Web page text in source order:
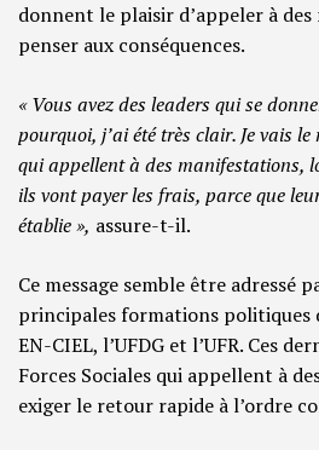
donnent le plaisir d’appeler à
penser aux conséquences.
« Vous avez des leaders qui se
pourquoi, j’ai été très clair. Je vais
qui appellent à des manifestations,
ils vont payer les frais, parce que
établie », assure-t-il.
Ce message semble être adressé
principales formations politiques
EN-CIEL, l’UFDG et l’UFR. Ces
Forces Sociales qui appellent à
exiger le retour rapide à l’ordre